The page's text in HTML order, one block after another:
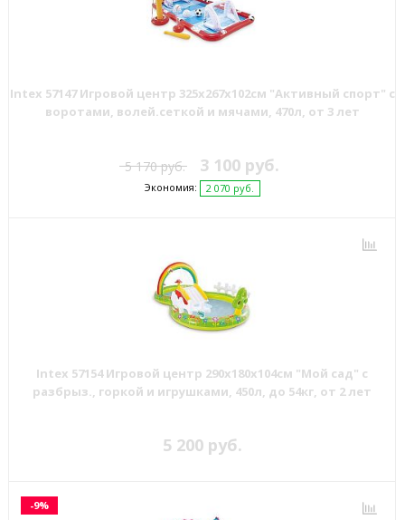
Intex 57147 Игровой центр 325х267х102см "Активный спорт" с
воротами, волей.сеткой и мячами, 470л, от 3 лет
5 170 руб. 3 100 руб.
Экономия: 2 070 руб.
Intex 57154 Игровой центр 290х180х104см "Мой сад" с
разбрыз., горкой и игрушками, 450л, до 54кг, от 2 лет
5 200 руб.
-9%